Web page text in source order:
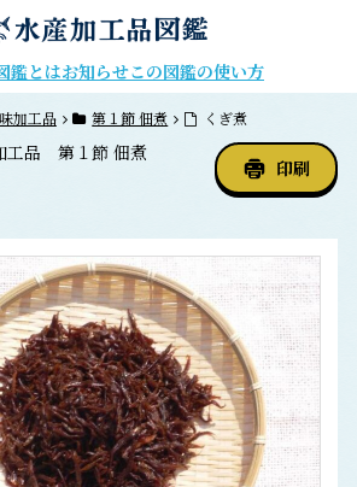
鑑とはお知らせこの図鑑の使い方
加工品 第１節 佃煮 くぎ煮
工品 第１節 佃煮
印刷